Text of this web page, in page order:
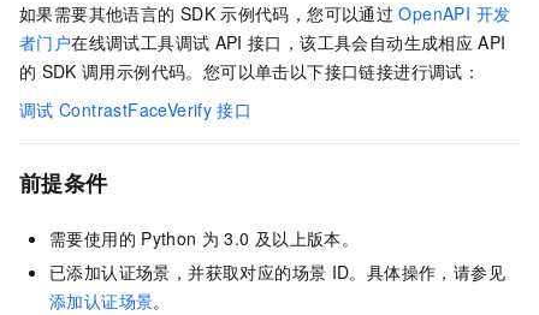
如果需要其他语言的 SDK 示例代码，您可以通过 OpenAPI 开发
者门户在线调试工具调试 API 接口，该工具会自动生成相应 API
的 SDK 调用示例代码。您可以单击以下接口链接进行调试：
调试 ContrastFaceVerify 接口
前提条件
需要使用的 Python 为 3.0 及以上版本。
已添加认证场景，并获取对应的场景 ID。具体操作，请参见
添加认证场景。